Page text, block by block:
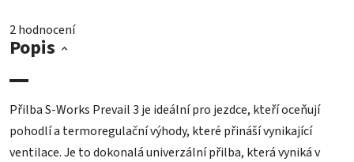
produktu
je
5,0
5
2 hodnocení
Popis
Přilba S-Works Prevail 3 je ideální pro jezdce, kteří oceňují
pohodlí a termoregulační výhody, které přináší vynikající
ventilace. Je to dokonalá univerzální přilba, která vyniká v